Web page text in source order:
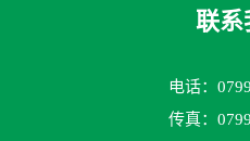
联系
电话：
传真：